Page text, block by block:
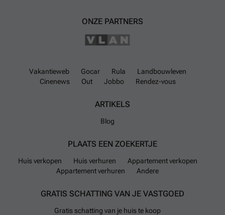
ONZE PARTNERS
Vakantieweb Gocar Rula
Landbouwleven
Cinenews
Out Jobbo Rendez-vous
ARTIKELS
Blog
PLAATS EEN ZOEKERTJE
Huis verkopen Huis verhuren
Appartement verkopen
Appartement verhuren
Andere
GRATIS SCHATTING VAN JE VASTGOED
Gratis schatting van je huis te koop